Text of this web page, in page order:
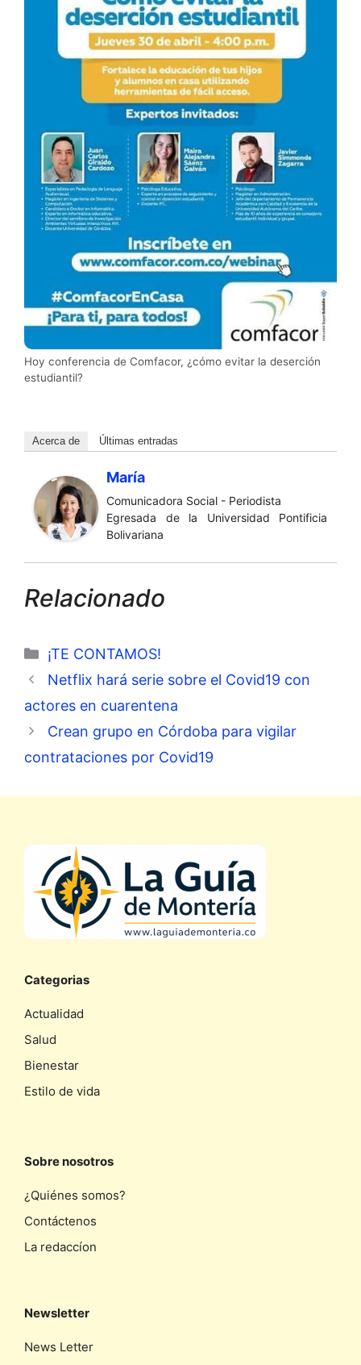
Hoy conferencia de Comfacor, ¿cómo evitar la deserción
estudiantil?
Acerca de Últimas entradas
María
Comunicadora Social - Periodista
Egresada de la Universidad Pontificia
Bolivariana
Relacionado
Categorías
¡TE CONTAMOS!
Netflix hará serie sobre el Covid19 con
actores en cuarentena
Crean grupo en Córdoba para vigilar
contrataciones por Covid19
Categorias
Actualidad
Salud
Bienestar
Estilo de vida
Sobre nosotros
¿Quiénes somos?
Contáctenos
La redaccíon
Newsletter
News Letter